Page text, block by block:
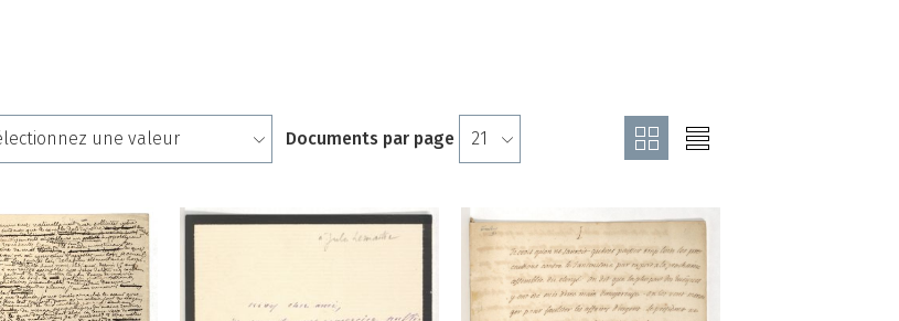
Documents par page